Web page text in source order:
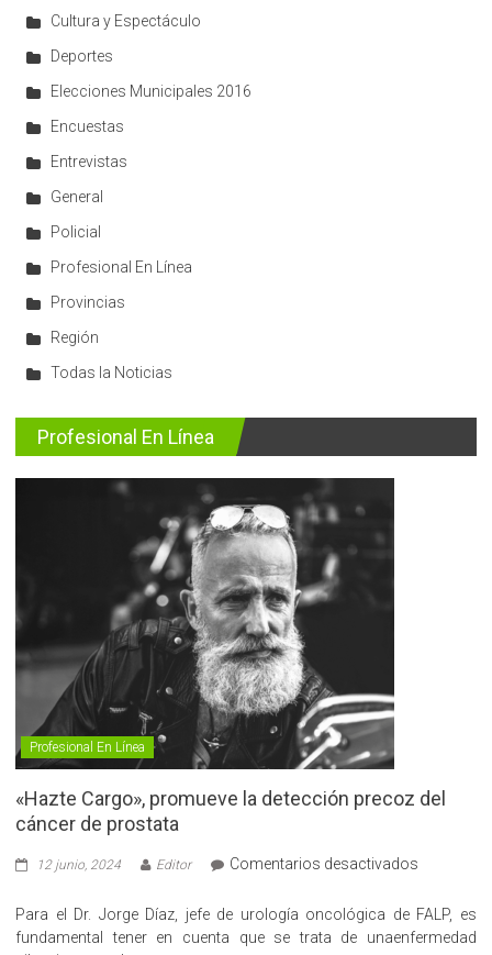
Cultura y Espectáculo
Deportes
Elecciones Municipales 2016
Encuestas
Entrevistas
General
Policial
Profesional En Línea
Provincias
Región
Todas la Noticias
Profesional En Línea
Profesional En Línea
«Hazte Cargo», promueve la detección precoz del
cáncer de prostata
12 junio, 2024 Editor Comentarios desactivados
Cargo»,
promueve
Para el Dr. Jorge Díaz, jefe de urología oncológica de FALP, es
fundamental tener en cuenta que se trata de unaenfermedad